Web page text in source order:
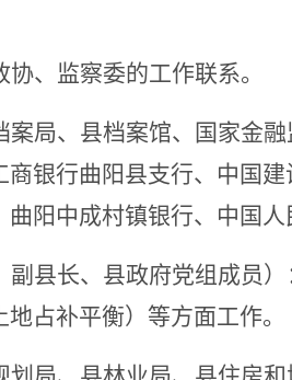
、监察委的工作联系。
案局、县档案馆、 国家金
商银行曲阳县支行、中国
阳中成村镇银行、中国
县长、县政府党组成员）
占补平衡） 等方面工作。